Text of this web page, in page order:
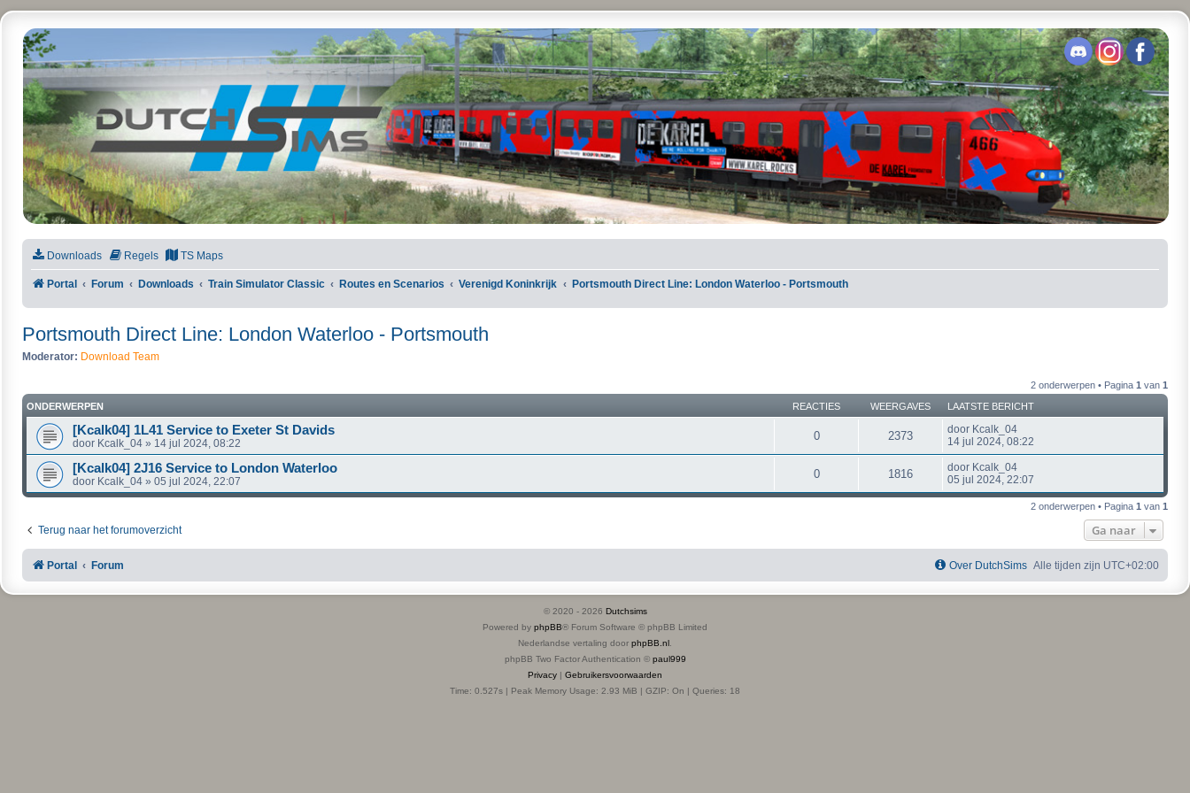
DutchSims
Downloads Regels TS Maps
Portal Forum Downloads Train Simulator Classic Routes en Scenarios Verenigd Koninkrijk Portsmouth Direct Line: London Waterloo - Portsmouth
Portsmouth Direct Line: London Waterloo - Portsmouth
Moderator: Download Team
2 onderwerpen • Pagina 1 van 1
ONDERWERPEN
REACTIES WEERGAVES LAATSTE BERICHT
[Kcalk04] 1L41 Service to Exeter St Davids
door Kcalk_04 » 14 jul 2024, 08:22
0 2373 door Kcalk_04
14 jul 2024, 08:22
[Kcalk04] 2J16 Service to London Waterloo
door Kcalk_04 » 05 jul 2024, 22:07
0 1816 door Kcalk_04
05 jul 2024, 22:07
2 onderwerpen • Pagina 1 van 1
Terug naar het forumoverzicht Ga naar
Portal Forum Alle tijden zijn UTC+02:00
Over DutchSims
© 2020 - 2026 Dutchsims
Powered by phpBB® Forum Software © phpBB Limited
Nederlandse vertaling door phpBB.nl
phpBB Two Factor Authentication © paul999
Privacy | Gebruikersvoorwaarden
Time: 0.527s | Peak Memory Usage: 2.93 MiB | GZIP: On | Queries: 18